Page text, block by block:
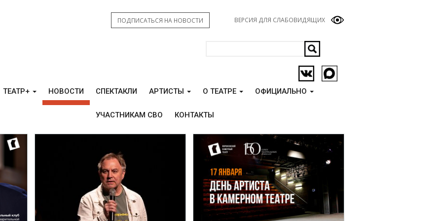
ВЕРСИЯ ДЛЯ СЛАБОВИДЯЩИХ
ПОДПИСАТЬСЯ НА НОВОСТИ
ТЕАТР+ НОВОСТИ СПЕКТАКЛИ АРТИСТЫ О ТЕАТРЕ ОФИЦИАЛЬНО
УЧАСТНИКАМ СВО КОНТАКТЫ